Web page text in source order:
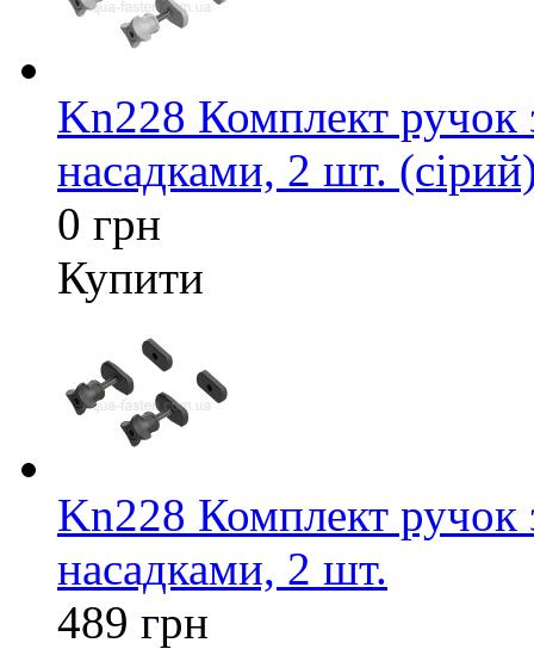
Kn228 Комплект ручок
насадками, 2 шт.
0 грн
Купити
Kn228 Комплект ручок
насадками, 2 шт.
489 грн